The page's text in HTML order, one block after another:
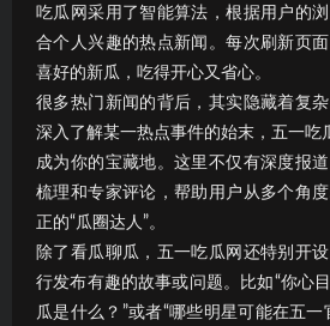
吃瓜网采用了智能算法，根据用户的
合个人兴趣的热点新闻。每次刷新页
喜好的新瓜，吃得开心又省心。
很多热门新闻的背后，其实隐藏着复
深入了解某一热点事件的始末，五一吃
成为你的宝藏地。这里不仅有深度报
梳理和专家评论，帮助用户从多个角
正的“瓜圈达人”。
除了看瓜聊瓜，五一吃瓜网还特别开
行发布有趣的故事或问题。比如“你心
瓜是什么？”或者“哪些明星可能在五